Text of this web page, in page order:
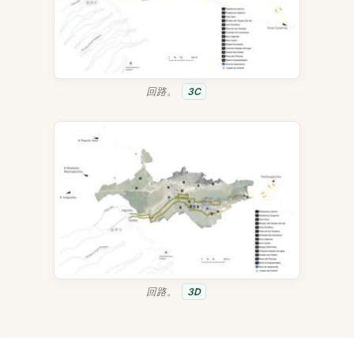
回路。 3C
回路。 3D